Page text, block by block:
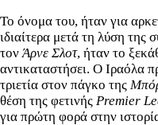
Το όνομα του, ήταν για
ιδιαίτερα μετά τη λύση της
τονΆρνε Σλοτ, ήταν το
αντικαταστήσει. Ο Ιραόλα
τριετία στον πάγκο της
θέση της φετινής Premier
για πρώτη φορά στην